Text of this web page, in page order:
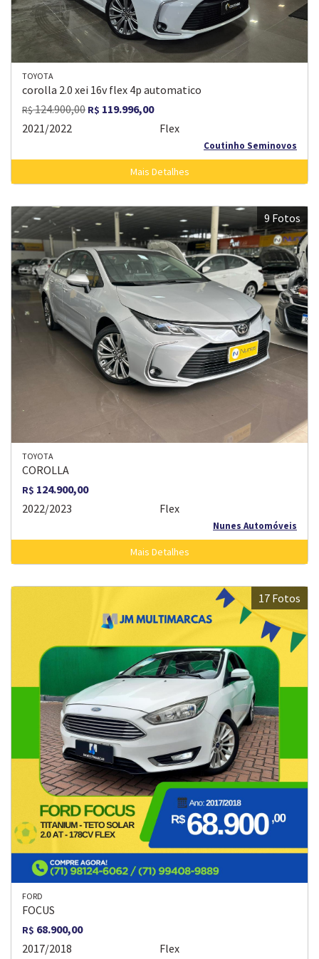
TOYOTA
corolla 2.0 xei 16v flex 4p automatico
R$124.900,00 R$ 119.996,00
2021/2022
Flex
Coutinho Seminovos
Mais Detalhes
9 Fotos
TOYOTA
COROLLA
R$ 124.900,00
2022/2023
Flex
Nunes Automóveis
Mais Detalhes
17 Fotos
FORD
FOCUS
R$ 68.900,00
2017/2018
Flex